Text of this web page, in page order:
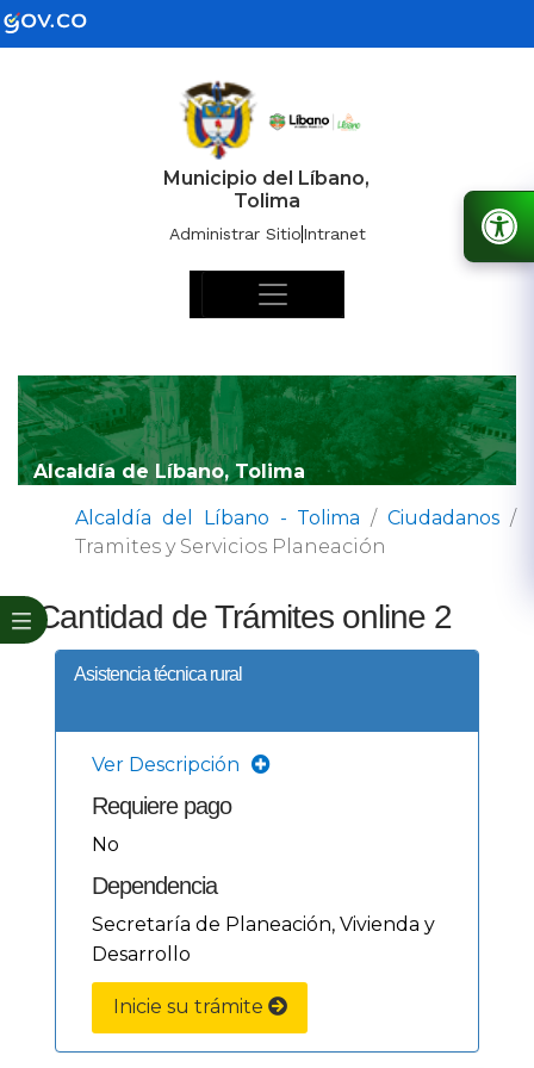
Municipio del Líbano,
Tolima
Administrar SitioIntranet
Alcaldía de Líbano, Tolima
Alcaldía del Líbano - Tolima /Ciudadanos /
Tramites y Servicios Planeación
Cantidad de Trámites online 2
Asistencia técnica rural
Ver Descripción
Requiere pago
No
Dependencia
Secretaría de Planeación, Vivienda y
Desarrollo
Inicie su trámite